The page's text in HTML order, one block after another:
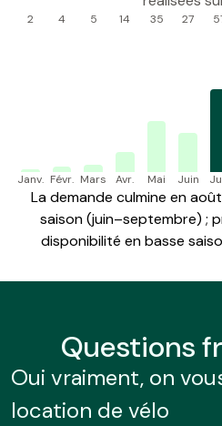
2
Janv.
4
Févr.
5
Mars
14
Avr.
35
Mai
27
Juin
La demande culmine en
saison (juin–septembre) ;
disponibilité en basse
Questions
Oui vraiment, on
location de vélo